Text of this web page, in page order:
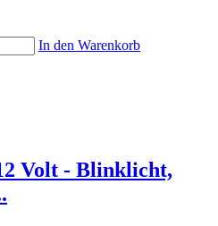
In den Warenkorb
Volt - Blinklicht,